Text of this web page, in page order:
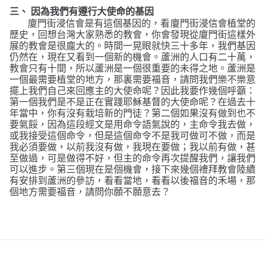
三、
因為我們有遵行大使命的基因
廈門街浸信會是有這個基因的，看廈門街浸信會植堂的
歷史，回想台灣大家熟悉的教會，你會發現從廈門街這樣外
展的教會是很龐大的。時間一晃眼就快三十多年，我們基因
仍然在，現在又看到一個新的機會。蘆洲的人口有二十萬，
教會只有十間，所以蘆洲是一個很重要的未得之地。蘆洲是
一個最需要植堂的地方，那裏需要福音，請問我們樂不樂意
擺上我們自己來回應主的大使命呢 ？ 因此我要作幾個呼籲：
第一個我們是不是正在實踐耶穌基督的大使命呢 ？ 在過去十
年當中，你有沒有栽培新的門徒 ？ 第二個如果沒有做到也不
要氣餒，因為這段經文是用命令語氣說的，主命令我去做，
或我接受這個命令，但是這個命令不是我可做可不做，而是
我必須要做，以前我沒有做，我現在要做；我以前有做，甚
至做過，可是做得不好，但主的命令再次提醒我們，讓我們
可以進步。第三個現在是個機會，接下來幾個禮拜教會陸續
有安排到蘆洲的參訪，看看當地，看看以後福音的禾場，那
個地方需要福音，請問你願不願意去？